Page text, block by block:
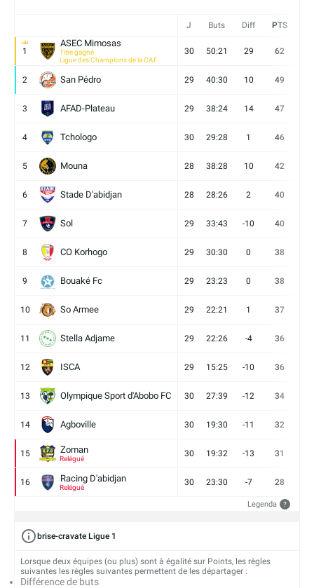
J Buts Diff PTS
1
ASEC Mimosas
Titre gagné
Ligue des Champions de la CAF
30 50:21 29 62
2 San Pédro 29 40:30 10 49
3 AFAD-Plateau 29 38:24 14 47
4 Tchologo 30 29:28 1 46
5 Mouna 28 38:28 10 42
6 Stade D'abidjan 28 28:26 2 40
7 Sol 29 33:43 -10 40
8 CO Korhogo 29 30:30 0 38
9 Bouaké Fc 29 23:23 0 38
10 So Armee 29 22:21 1 37
11 Stella Adjame 29 22:26 -4 36
12 ISCA 29 15:25 -10 36
13 Olympique Sport d'Abobo FC 30 27:39 -12 34
14 Agboville 30 19:30 -11 32
15 Zoman
Relégué
30 19:32 -13 31
16 Racing D'abidjan
Relégué
30 23:30 -7 28
Legenda ?
brise-cravate Ligue 1
Lorsque deux équipes (ou plus) sont à égalité sur Points, les règles
suivantes les règles suivantes permettent de les départager :
Différence de buts